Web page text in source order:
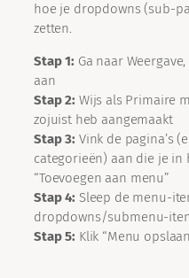
hoe je dropdowns (sub-
zetten.
Stap 1: Ga naar
aan
Stap 2: Wijs als Primaire
zojuist heb aangemaakt
Stap 3: Vink de pagina’s
categorieën) aan die je
“Toevoegen aan menu”
Stap 4: Sleep de menu-
dropdowns/submenu-
Stap 5: Klik “Menu